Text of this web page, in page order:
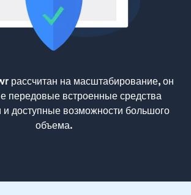
рассчитан на масштабирование, он
передовые встроенные средства
и доступные возможности большого
объема.